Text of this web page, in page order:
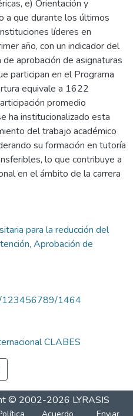
e) Orientación y
a que durante los últimos
líderes en
año, con un indicador del
aprobación de asignaturas
participan en el Programa
equivale a 1622
promedio
ha institucionalizado esta
del trabajo académico
su formación en tutoría
lo que contribuye a
en el ámbito de la carrera
para la reducción del
Aprobación de
123456789/1464
CLABES
© 2002-2026 LYRASIS